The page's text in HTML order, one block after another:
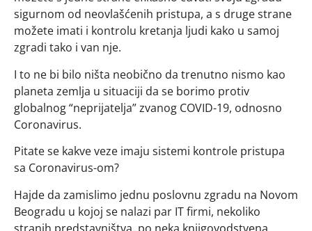
sigurnom od neovlašćenih pristupa, a s druge strane
možete imati i kontrolu kretanja ljudi kako u samoj
zgradi tako i van nje.
I to ne bi bilo ništa neobično da trenutno nismo kao
planeta zemlja u situaciji da se borimo protiv
globalnog “neprijatelja” zvanog COVID-19, odnosno
Coronavirus.
Pitate se kakve veze imaju sistemi kontrole pristupa
sa Coronavirus-om?
Hajde da zamislimo jednu poslovnu zgradu na Novom
Beogradu u kojoj se nalazi par IT firmi, nekoliko
stranih predstavništva, po neka knjigovodstvena